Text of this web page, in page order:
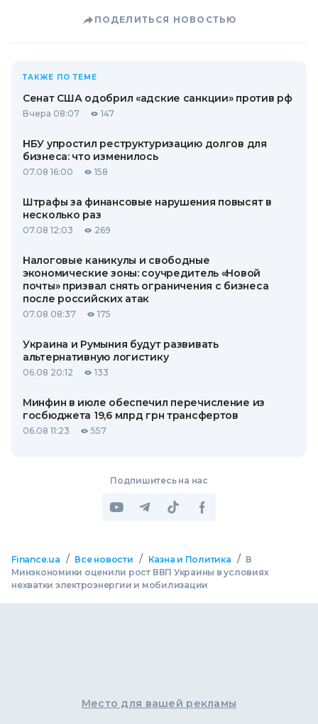
ПОДЕЛИТЬСЯ НОВОСТЬЮ
ТАКЖЕ ПО ТЕМЕ
Сенат США одобрил «адские санкции» против рф
Вчера 08:07 147
НБУ упростил реструктуризацию долгов для
бизнеса: что изменилось
07.08 16:00 158
Штрафы за финансовые нарушения повысят в
несколько раз
07.08 12:03 269
Налоговые каникулы и свободные
экономические зоны: соучредитель «Новой
почты» призвал снять ограничения с бизнеса
после российских атак
07.08 08:37 175
Украина и Румыния будут развивать
альтернативную логистику
06.08 20:12 133
Минфин в июле обеспечил перечисление из
госбюджета 19,6 млрд грн трансфертов
06.08 11:23 557
Подпишитесь на нас
Finance.ua / Все новости / Казна и Политика / В
Минэкономики оценили рост ВВП Украины в условиях
нехватки электроэнергии и мобилизации
Место для вашей рекламы